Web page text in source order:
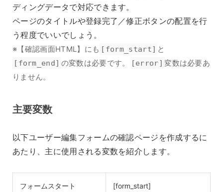
ディングデータで対応できます。
ページのタイトルや登録完了／修正ボタンの配置を行
う程度でいいでしょう。
※【確認画面HTML】にも [form_start] と
[form_end] の変数は必要です。 [error] 変数は必要あ
りません。
主要変数
以下ユーザー編集フォームの確認ページを作成するに
あたり、主に使用される変数を紹介します。
フォームスタート [form_start]